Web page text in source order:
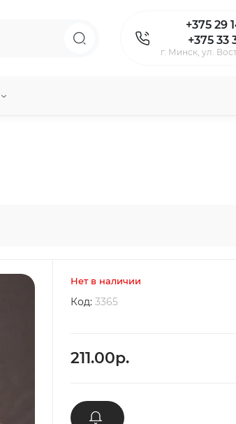
+375 29
+375 33
г. Минск, ул.
Нет в наличии
Код: 3365
211.00р.